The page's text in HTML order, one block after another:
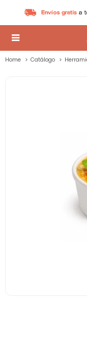

Home Catálogo